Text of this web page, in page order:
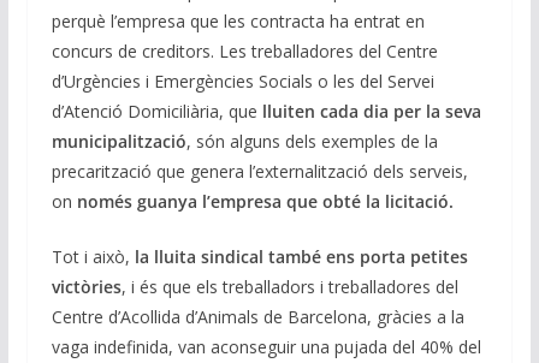
perquè l’empresa que les contracta ha entrat en
concurs de creditors. Les treballadores del Centre
d’Urgències i Emergències Socials o les del Servei
d’Atenció Domiciliària, que lluiten cada dia per la seva
municipalització, són alguns dels exemples de la
precarització que genera l’externalització dels serveis,
on només guanya l’empresa que obté la licitació.
Tot i això, la lluita sindical també ens porta petites
victòries, i és que els treballadors i treballadores del
Centre d’Acollida d’Animals de Barcelona, gràcies a la
vaga indefinida, van aconseguir una pujada del 40% del